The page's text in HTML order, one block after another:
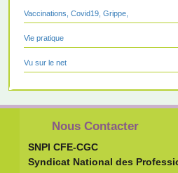
Vaccinations, Covid19, Grippe,
Vie pratique
Vu sur le net
Nous Contacter
SNPI CFE-CGC
Syndicat National des